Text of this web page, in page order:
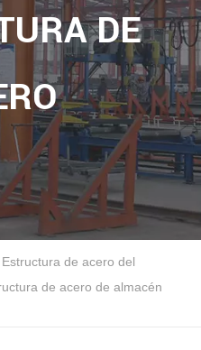
DE
Estructura de acero del
de acero de almacén